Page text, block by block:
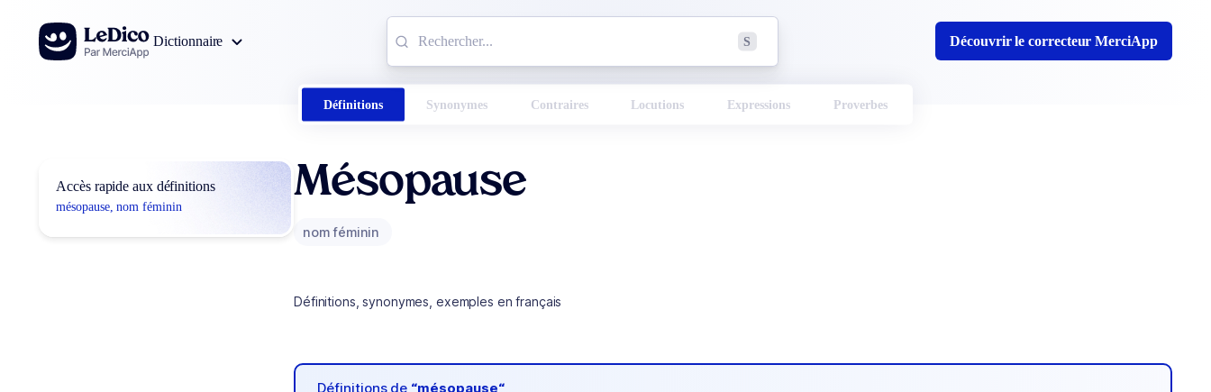
Aller au contenu
Dictionnaire
S Découvrir le correcteur MerciApp
Définitions Synonymes Contraires Locutions Expressions Proverbes
Accès rapide aux définitions
mésopause, nom féminin
Mésopause
nom féminin
Définitions, synonymes, exemples en français
Définitions de “mésopause“